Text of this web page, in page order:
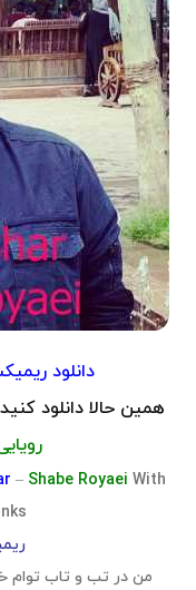
دانلود
همین حالا دانلود
– Shabe Royaei With
من در تب و تاب توام